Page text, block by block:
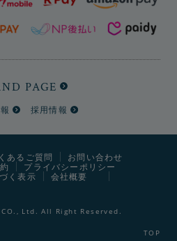
PAGE
採用情報
あるご質問
お問い合わせ
プライバシーポリシー
く表示
会社概要
Ltd. All Right Reserved.